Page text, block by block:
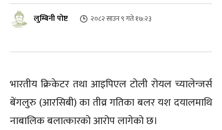
लुम्बिनी पोष्ट २०८२ साउन ९ गते १७:२३
भारतीय क्रिकेटर तथा आइपिएल टोली रोयल च्यालेन्जर्स
बेंगलुरु (आरसिबी) का तीव्र गतिका बलर यश दयालमाथि
नाबालिक बलात्कारको आरोप लागेको छ।